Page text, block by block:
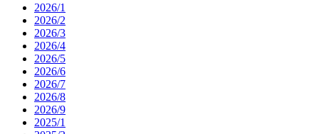
2026/1
2026/2
2026/3
2026/4
2026/5
2026/6
2026/7
2026/8
2026/9
2025/1